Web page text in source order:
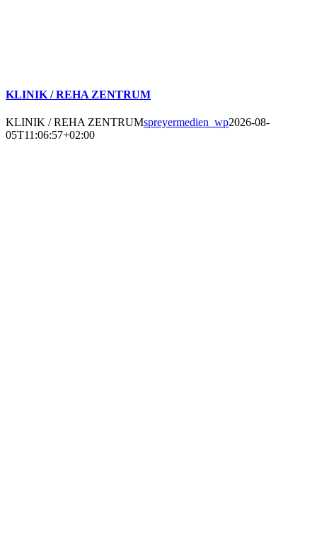
KLINIK / REHA ZENTRUM
KLINIK / REHA ZENTRUMspreyermedien_wp2026-08-
05T11:06:57+02:00